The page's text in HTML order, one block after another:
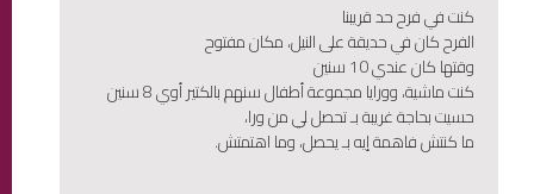
كنت في فرح حد قريبنا
الفرح كان في حديقة على النيل، مكان مفتوح
وقتها كان عندي 10 سنين
كنت ماشية، وورايا مجموعة أطفال سنهم بالكتير أوي 8 سنين
حسيت بحاجة غريبة بـ تحصل لي من ورا،
ما كنتش فاهمة إيه بـ يحصل، وما اهتمتش.